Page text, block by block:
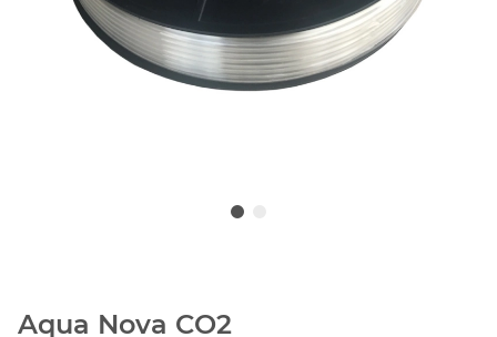
Aqua Nova CO2